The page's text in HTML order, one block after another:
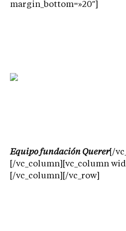
margin_bottom=»20″]
Equipo fundación Querer[/
[/vc_column][vc_column
[/vc_column][/vc_row]